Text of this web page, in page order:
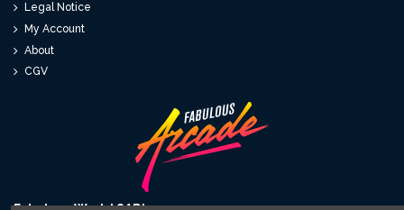
Legal Notice
My Account
About
CGV